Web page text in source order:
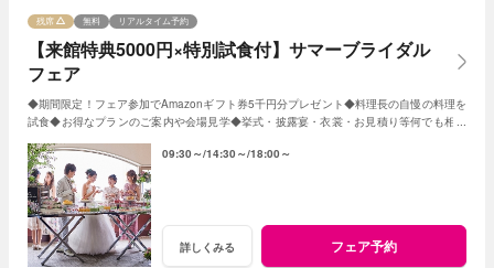
【来館特典5000円×特別試食付】サマーブライダル
フェア
残席 無料 リアルタイム予約
◆期間限定！フェア参加でAmazonギフト券5千円分プレゼント◆料理長の自慢の料理を
試食◆お得なプランのご案内や会場見学◆挙式・披露宴・衣裳・お見積り等何でも相談
09:30～ 14:30～ 18:00～
詳しくみる フェア予約